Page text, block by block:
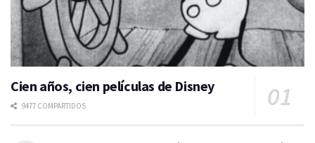
Cien años, cien películas de Disney
9477 COMPARTIDOS